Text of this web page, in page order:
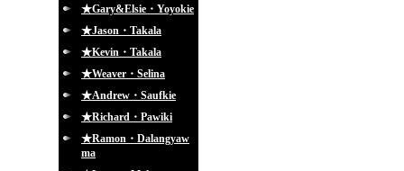
★Gary&Elsie・Yoyokie
★Jason・Takala
★Kevin・Takala
★Weaver・Selina
★Andrew・Saufkie
★Richard・Pawiki
★Ramon・Dalangyaw
ma